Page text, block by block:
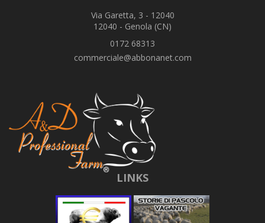
Via Garetta, 3 - 12040
12040 - Genola (CN)
0172 68313
commerciale@abbonanet.com
LINKS